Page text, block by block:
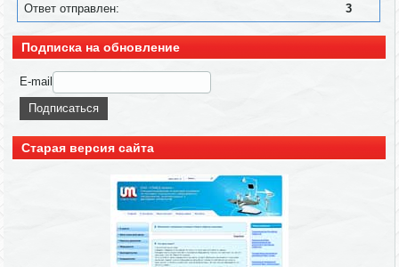
Ответ отправлен:
3
Подписка на обновление
E-mail
Старая версия сайта